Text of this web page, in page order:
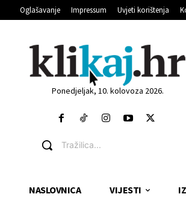
Oglašavanje Impressum Uvjeti korištenja
Ponedjeljak, 10. kolovoza 2026.
Tražilica...
NASLOVNICA VIJESTI